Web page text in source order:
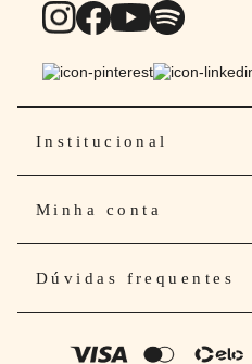
Institucional
Minha conta
Dúvidas frequentes